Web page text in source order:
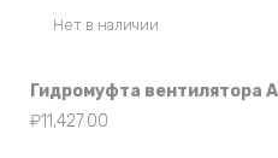
Нет в наличии
Гидромуфта вентилятора
₽11,427.00